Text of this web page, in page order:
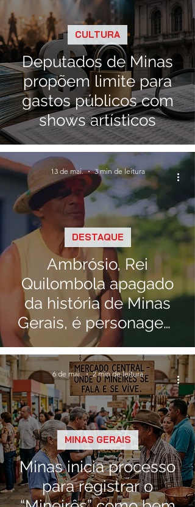
Deputados de Minas
propõem limite para
gastos públicos com
shows artísticos
CULTURA
Ambrósio, Rei
Quilombola apagado
da história de Minas
Gerais, é personagem
central de
documentário
DESTAQUE
13 de mai. 3 min de leitura
Minas inicia processo
para registrar o
MINAS GERAIS
6 de mai. 2 min de leitura